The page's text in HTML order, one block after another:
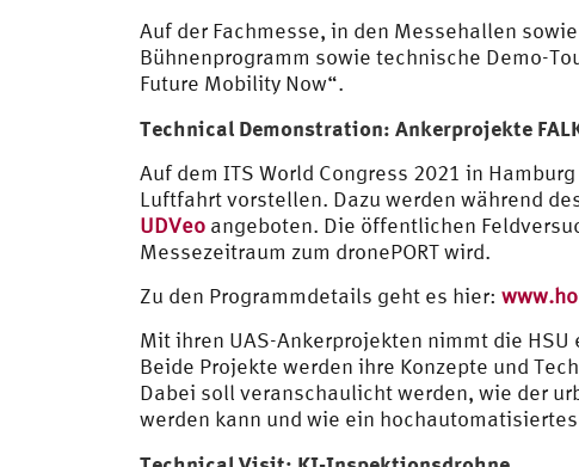
Auf der Fachmesse, in den Messehallen
Bühnenprogramm sowie technische Demo-
Future Mobility Now“.
Technical Demonstration: Ankerprojekte
Auf dem ITS World Congress 2021 in
Luftfahrt vorstellen. Dazu werden während
UDVeo angeboten. Die öffentlichen
Messezeitraum zum dronePORT wird.
Zu den Programmdetails geht es hier:
Mit ihren UAS-Ankerprojekten nimmt die
Beide Projekte werden ihre Konzepte und
Dabei soll veranschaulicht werden, wie der
werden kann und wie ein